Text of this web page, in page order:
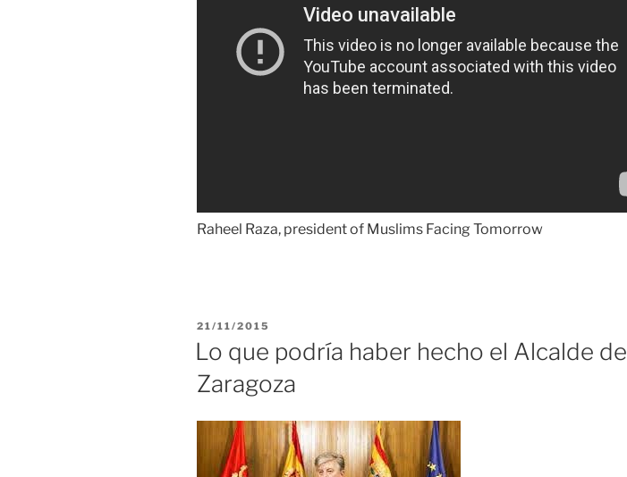
Raheel Raza, president of Muslims Facing Tomorrow
PUBLICADO
EL
21/11/2015
Lo que podría haber hecho el Alcalde de
Zaragoza